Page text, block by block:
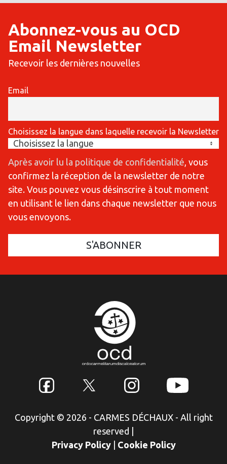
Abonnez-vous au OCD
Email Newsletter
Recevoir les dernières nouvelles
Email
Choisissez la langue dans laquelle recevoir la Newsletter
Après avoir lu la politique de confidentialité , vous
confirmez la réception de la newsletter de notre
site. Vous pouvez vous désinscrire à tout moment
en utilisant le lien dans chaque newsletter que nous
vous envoyons.
Copyright © 2026 - CARMES DÉCHAUX - All right
reserved
Privacy Policy
Cookie Policy